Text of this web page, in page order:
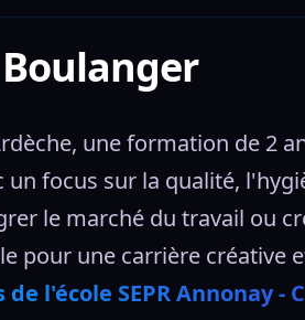
Boulanger
une formation de 2
focus sur la qualité,
le marché du travail ou
pour une carrière créative
l'école SEPR Annonay -